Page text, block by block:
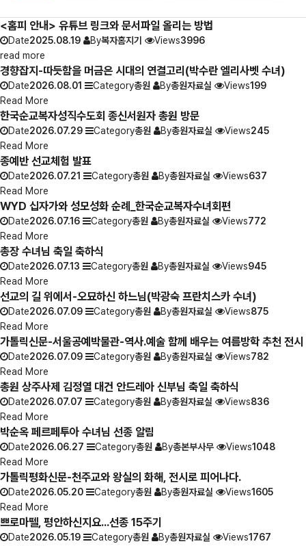
<홈피 안내> 유튜브 링크와 문서파일 올리는 방법
Date2025.08.19 By복자홈지기 Views3996
read more
경향잡지-따듯함을 머금은 시대의 연결고리(박수란 엘리사벳 수녀)
Date2026.08.01 Category총원 By총원자료실 Views199
Read More
한국순교복자성직수도회 종신서원자 총원 방문
Date2026.07.29 Category총원 By총원자료실 Views245
Read More
종예반 선교체험 발표
Date2026.07.21 Category총원 By총원자료실 Views637
Read More
WYD 십자가와 성모성화 순례_한국순교복자수녀회편
Date2026.07.16 Category총원 By총원자료실 Views772
Read More
총장 수녀님 축일 축하식
Date2026.07.13 Category총원 By총원자료실 Views945
Read More
선교의 길 위에서-오묘하신 하느님(박광숙 프란치스카 수녀)
Date2026.07.09 Category총원 By총원자료실 Views875
Read More
가톨릭신문-서울공예박물관-역사.예술 함께 배우는 여름방학 추천 전시
Date2026.07.09 Category총원 By총원자료실 Views782
Read More
총원 상주사제 김정열 대건 안드레아 신부님 축일 축하식
Date2026.07.07 Category총원 By총원자료실 Views836
Read More
박순옥 페르페투아 수녀님 선종 알림
Date2026.06.27 Category총원 By총본부사무 Views1048
Read More
가톨릭평화신문-천주교와 왕실의 화해, 전시로 피어나다.
Date2026.05.20 Category총원 By총원자료실 Views1605
Read More
쁘로마뗄, 평안하신지요...선종 15주기
Date2026.05.19 Category총원 By총원자료실 Views1767